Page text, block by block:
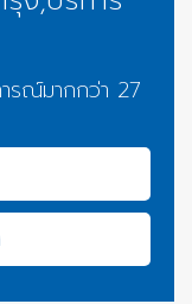
ารณ์มากกว่า 27